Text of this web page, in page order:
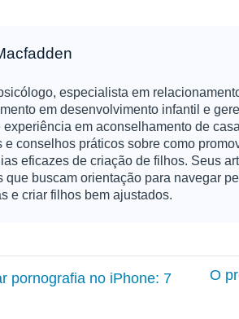
especialista em
em desenvolvimento infantil e
experiência em aconselhamento de
e conselhos práticos sobre como
eficazes de criação de filhos. Seus
que buscam orientação para navegar
e criar filhos bem ajustados.
pornografia no iPhone: 7
O